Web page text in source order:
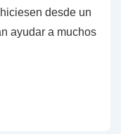
desde un
ayudar a muchos